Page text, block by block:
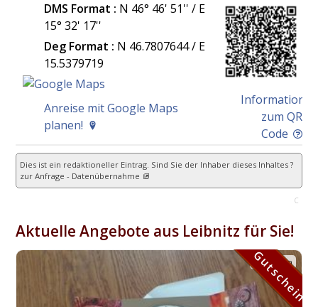
DMS Format : N 46° 46' 51'' / E
15° 32' 17''
Deg Format : N 46.7807644/ E
15.5379719
Anreise mit Google Maps
planen!
Information
zum QR
Code
Dies ist ein redaktioneller Eintrag. Sind Sie der Inhaber dieses Inhaltes ?
zur Anfrage - Datenübernahme
C
Aktuelle Angebote aus Leibnitz für Sie!
Gutschein
Gutschein